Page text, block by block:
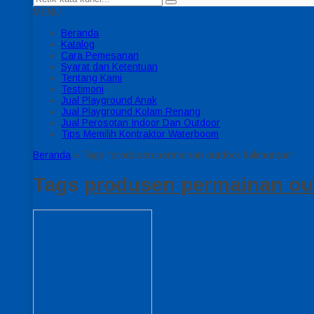
MENU
Beranda
Katalog
Cara Pemesanan
Syarat dan Ketentuan
Tentang Kami
Testimoni
Jual Playground Anak
Jual Playground Kolam Renang
Jual Perosotan Indoor Dan Outdoor
Tips Memilih Kontraktor Waterboom
Beranda » Tags "produsen permainan outdoor kalimantan"
Tags produsen permainan